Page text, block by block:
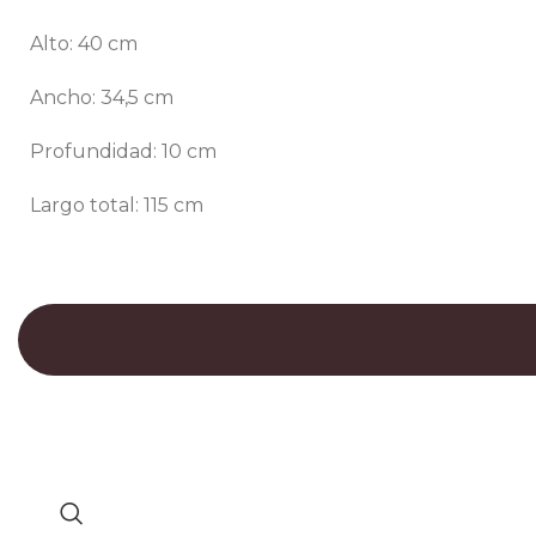
Alto: 40 cm
Ancho: 34,5 cm
Profundidad: 10 cm
Largo total: 115 cm